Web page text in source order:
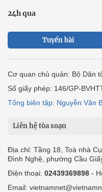
24h qua
Tuyến bài
Cơ quan chủ quản: Bộ Dân
Số giấy phép: 146/GP-
Tổng biên tập: Nguyễn Văn
Liên hệ tòa soạn
Địa chỉ: Tầng 18, Toà nhà
Đình Nghệ, phường Cầu
Điện thoại: 02439369898 -
Email: